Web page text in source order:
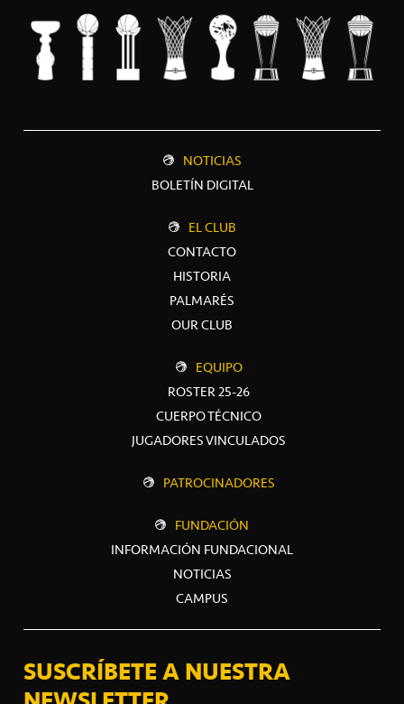
NOTICIAS
BOLETÍN DIGITAL
EL CLUB
CONTACTO
HISTORIA
PALMARÉS
OUR CLUB
EQUIPO
ROSTER 25-26
CUERPO TÉCNICO
JUGADORES VINCULADOS
PATROCINADORES
FUNDACIÓN
INFORMACIÓN FUNDACIONAL
NOTICIAS
CAMPUS
SUSCRÍBETE A NUESTRA